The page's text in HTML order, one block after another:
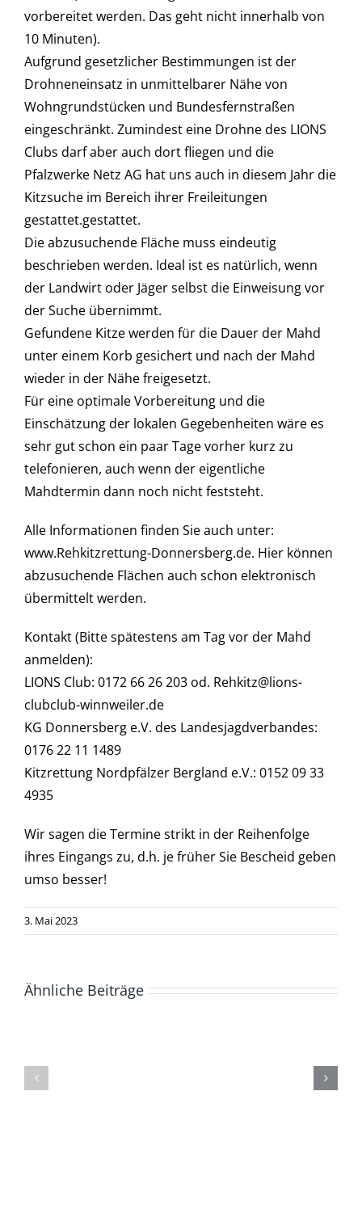
vorbereitet werden. Das geht nicht innerhalb von
10 Minuten).
Aufgrund gesetzlicher Bestimmungen ist der
Drohneneinsatz in unmittelbarer Nähe von
Wohngrundstücken und Bundesfernstraßen
eingeschränkt. Zumindest eine Drohne des LIONS
Clubs darf aber auch dort fliegen und die
Pfalzwerke Netz AG hat uns auch in diesem Jahr die
Kitzsuche im Bereich ihrer Freileitungen
gestattet.gestattet.
Die abzusuchende Fläche muss eindeutig
beschrieben werden. Ideal ist es natürlich, wenn
der Landwirt oder Jäger selbst die Einweisung vor
der Suche übernimmt.
Gefundene Kitze werden für die Dauer der Mahd
unter einem Korb gesichert und nach der Mahd
wieder in der Nähe freigesetzt.
Für eine optimale Vorbereitung und die
Einschätzung der lokalen Gegebenheiten wäre es
sehr gut schon ein paar Tage vorher kurz zu
telefonieren, auch wenn der eigentliche
Mahdtermin dann noch nicht feststeht.
Alle Informationen finden Sie auch unter:
www.Rehkitzrettung-Donnersberg.de. Hier können
abzusuchende Flächen auch schon elektronisch
übermittelt werden.
Kontakt (Bitte spätestens am Tag vor der Mahd
anmelden):
LIONS Club: 0172 66 26 203 od. Rehkitz@lions-
clubclub-winnweiler.de
KG Donnersberg e.V. des Landesjagdverbandes:
0176 22 11 1489
Kitzrettung Nordpfälzer Bergland e.V.: 0152 09 33
4935
Wir sagen die Termine strikt in der Reihenfolge
ihres Eingangs zu, d.h. je früher Sie Bescheid geben
umso besser!
3. Mai 2023
Ähnliche Beiträge